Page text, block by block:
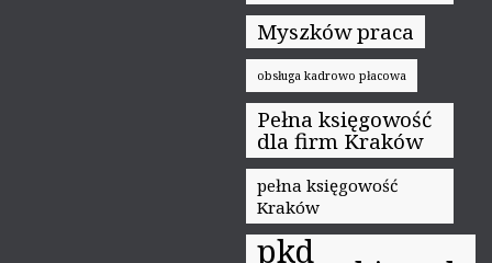
Myszków praca
obsługa kadrowo płacowa
Pełna księgowość
dla firm Kraków
pełna księgowość
Kraków
pkd